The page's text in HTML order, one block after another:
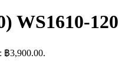
WS1610-120
฿3,900.00.